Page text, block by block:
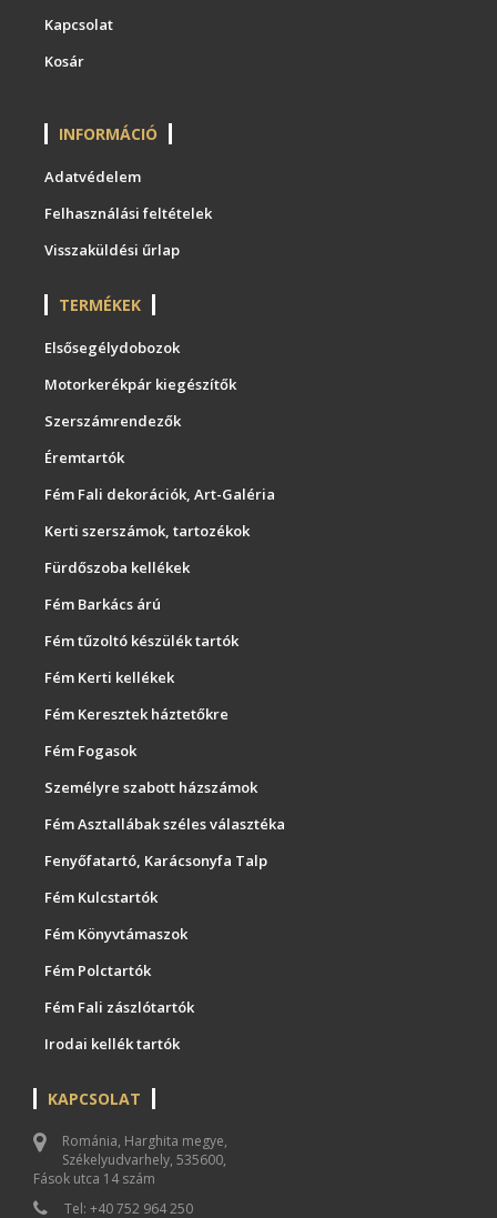
Kapcsolat
Kosár
INFORMÁCIÓ
Adatvédelem
Felhasználási feltételek
Visszaküldési űrlap
TERMÉKEK
Elsősegélydobozok
Motorkerékpár kiegészítők
Szerszámrendezők
Éremtartók
Fém Fali dekorációk, Art-Galéria
Kerti szerszámok, tartozékok
Fürdőszoba kellékek
Fém Barkács árú
Fém tűzoltó készülék tartók
Fém Kerti kellékek
Fém Keresztek háztetőkre
Fém Fogasok
Személyre szabott házszámok
Fém Asztallábak széles választéka
Fenyőfatartó, Karácsonyfa Talp
Fém Kulcstartók
Fém Könyvtámaszok
Fém Polctartók
Fém Fali zászlótartók
Irodai kellék tartók
KAPCSOLAT
Románia, Harghita megye,
Székelyudvarhely, 535600,
Fások utca 14 szám
Tel: +40 752 964 250